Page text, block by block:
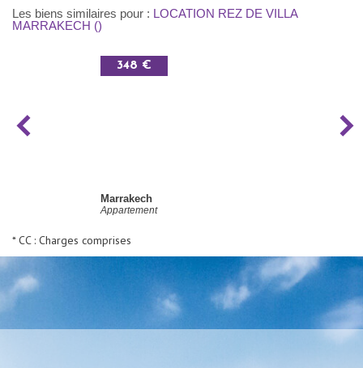
Les biens similaires pour : LOCATION REZ DE VILLA
MARRAKECH ()
348 €
Marrakech
Appartement
* CC : Charges comprises